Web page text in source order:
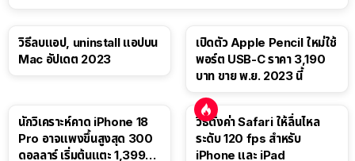
วิธีลบแอป, uninstall แอปบน
Mac อัปเดต 2023
เปิดตัว Apple Pencil ใหม่ใช้
พอร์ต USB-C ราคา 3,190
บาท ขาย พ.ย. 2023 นี้
นักวิเคราะห์คาด iPhone 18
Pro อาจแพงขึ้นสูงสุด 300
ดอลลาร์ เริ่มต้นแตะ 1,399
วิธีตั้งค่า Safari ให้ลื่นไหล
ระดับ 120 fps สำหรับ
iPhone และ iPad